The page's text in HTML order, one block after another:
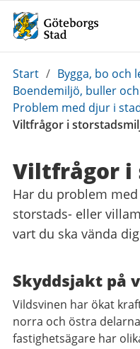
Du
är
här:
Start / Bygga, bo och
Boendemiljö, buller
Problem med djur i
Viltfrågor i
Viltfrågor i
Har du problem
storstads- eller
vart du ska vända
Skyddsjakt på
Vildsvinen har ökat
norra och östra
fastighetsägare har